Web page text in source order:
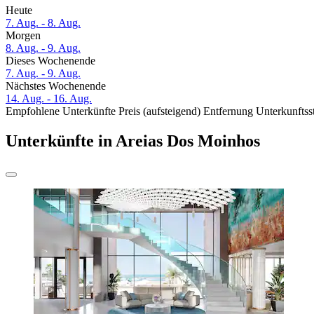
Heute
7. Aug. - 8. Aug.
Morgen
8. Aug. - 9. Aug.
Dieses Wochenende
7. Aug. - 9. Aug.
Nächstes Wochenende
14. Aug. - 16. Aug.
Empfohlene Unterkünfte Preis (aufsteigend) Entfernung
Unterkünfte in Areias Dos Moinhos